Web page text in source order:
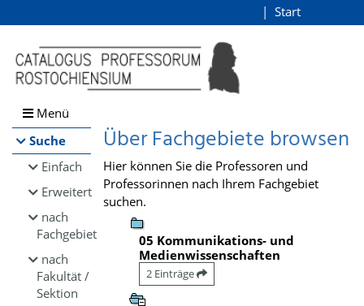
Browsen
direkt zum Inhalt
Start
Menü
Suche
Einfach
Erweitert
nach
Fachgebiet
nach
Fakultät /
Sektion
Über Fachgebiete browsen
Hier können Sie die Professoren und
Professorinnen nach Ihrem Fachgebiet
suchen.
05 Kommunikations- und
Medienwissenschaften
2 Einträge